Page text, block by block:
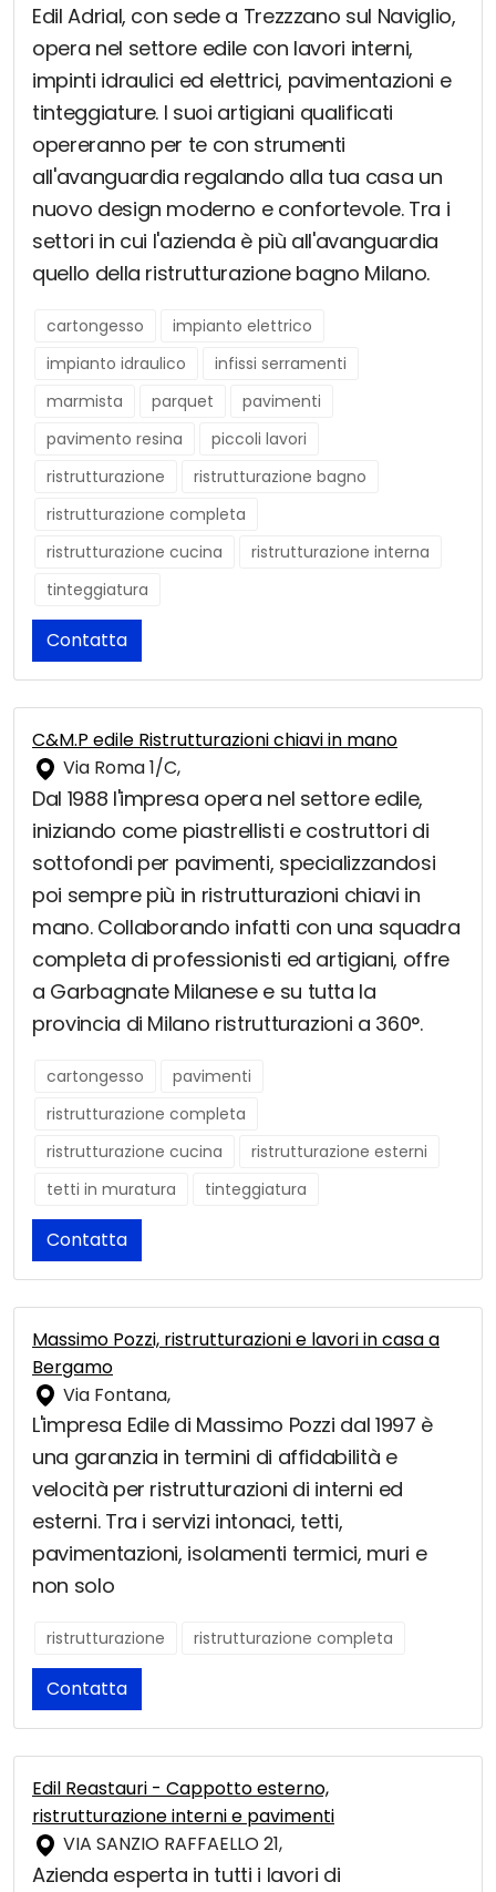
Edil Adrial, con sede a Trezzzano sul Naviglio,
opera nel settore edile con lavori interni,
impinti idraulici ed elettrici, pavimentazioni e
tinteggiature. I suoi artigiani qualificati
opereranno per te con strumenti
all'avanguardia regalando alla tua casa un
nuovo design moderno e confortevole. Tra i
settori in cui l'azienda è più all'avanguardia
quello della ristrutturazione bagno Milano.
cartongesso
impianto elettrico
impianto idraulico
infissi serramenti
marmista
parquet
pavimenti
pavimento resina
piccoli lavori
ristrutturazione
ristrutturazione bagno
ristrutturazione completa
ristrutturazione cucina
ristrutturazione interna
tinteggiatura
Contatta
C&M.P edile Ristrutturazioni chiavi in mano
Via Roma 1/C,
Dal 1988 l'impresa opera nel settore edile,
iniziando come piastrellisti e costruttori di
sottofondi per pavimenti, specializzandosi
poi sempre più in ristrutturazioni chiavi in
mano. Collaborando infatti con una squadra
completa di professionisti ed artigiani, offre
a Garbagnate Milanese e su tutta la
provincia di Milano ristrutturazioni a 360°.
cartongesso
pavimenti
ristrutturazione completa
ristrutturazione cucina
ristrutturazione esterni
tetti in muratura
tinteggiatura
Contatta
Massimo Pozzi, ristrutturazioni e lavori in casa a
Bergamo
Via Fontana,
L'impresa Edile di Massimo Pozzi dal 1997 è
una garanzia in termini di affidabilità e
velocità per ristrutturazioni di interni ed
esterni. Tra i servizi intonaci, tetti,
pavimentazioni, isolamenti termici, muri e
non solo
ristrutturazione ristrutturazione completa
Contatta
Edil Reastauri - Cappotto esterno,
ristrutturazione interni e pavimenti
VIA SANZIO RAFFAELLO 21,
Azienda esperta in tutti i lavori di